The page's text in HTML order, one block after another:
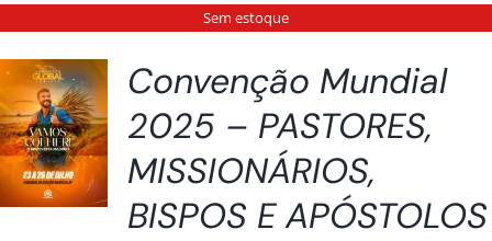
Sem estoque
Convenção Mundial
2025 – PASTORES,
MISSIONÁRIOS,
BISPOS E APÓSTOLOS